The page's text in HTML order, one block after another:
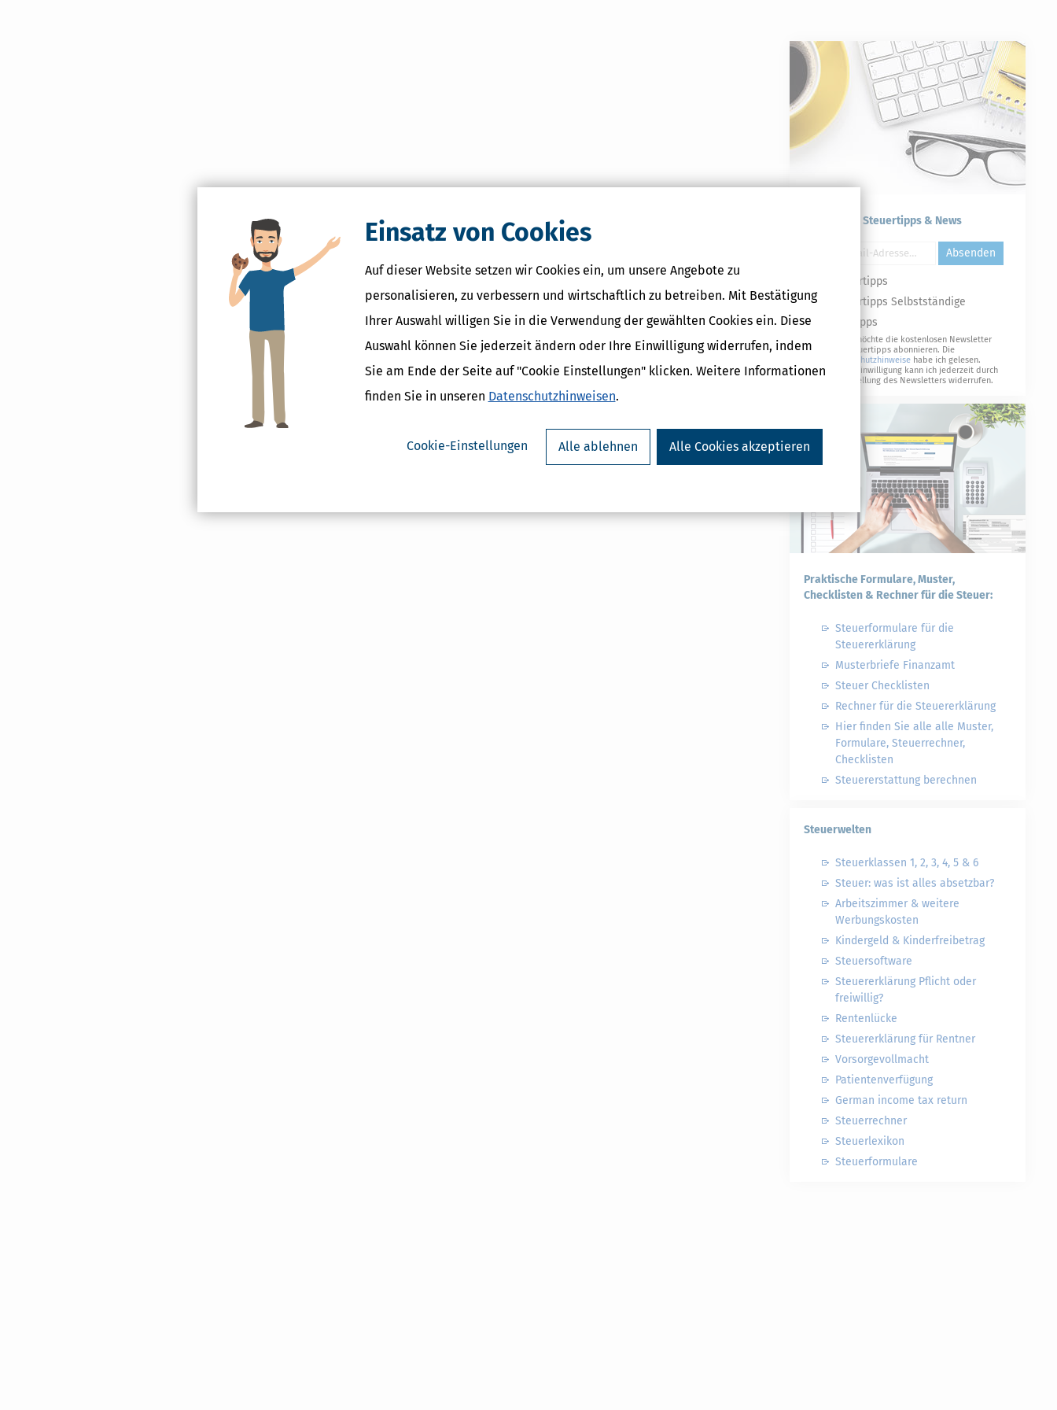
Einsatz von Cookies
Auf dieser Website setzen wir Cookies ein, um unsere Angebote zu
personalisieren, zu verbessern und wirtschaftlich zu betreiben. Mit Bestätigung
Ihrer Auswahl willigen Sie in die Verwendung der gewählten Cookies ein. Diese
Auswahl können Sie jederzeit ändern oder Ihre Einwilligung widerrufen, indem
Sie am Ende der Seite auf "Cookie Einstellungen" klicken. Weitere Informationen
finden Sie in unseren Datenschutzhinweisen.
Cookie-Einstellungen Alle ablehnen Alle Cookies akzeptieren
Kostenlose Steuertipps & News
Absenden
Steuertipps
Steuertipps Selbstständige
Geldtipps
Ja, ich möchte die kostenlosen Newsletter
von Steuertipps abonnieren. Die
Datenschutzhinweise habe ich gelesen.
Meine Einwilligung kann ich jederzeit durch
Abbestellung des Newsletters widerrufen.
Praktische Formulare, Muster,
Checklisten & Rechner für die Steuer:
Steuerformulare für die
Steuererklärung
Musterbriefe Finanzamt
Steuer Checklisten
Rechner für die Steuererklärung
Hier finden Sie alle alle Muster,
Formulare, Steuerrechner,
Checklisten
Steuererstattung berechnen
Steuerwelten
Steuerklassen 1, 2, 3, 4, 5 & 6
Steuer: was ist alles absetzbar?
Arbeitszimmer & weitere
Werbungskosten
Kindergeld & Kinderfreibetrag
Steuersoftware
Steuererklärung Pflicht oder
freiwillig?
Rentenlücke
Steuererklärung für Rentner
Vorsorgevollmacht
Patientenverfügung
German income tax return
Steuerrechner
Steuerlexikon
Steuerformulare